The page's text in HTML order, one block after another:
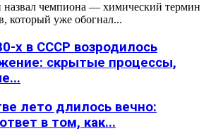
назвал чемпиона — химический термин
который уже обогнал...
х в СССР возродилось
скрытые процессы,
лето длилось вечно:
в том, как...